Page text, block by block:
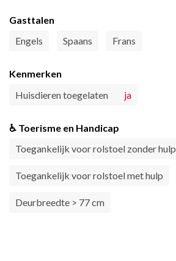
Gasttalen
Engels
Spaans Frans
Kenmerken
Huisdieren toegelaten
ja
♿ Toerisme en Handicap
Toegankelijk voor rolstoel zonder hulp
Toegankelijk voor rolstoel met hulp
Deurbreedte > 77 cm